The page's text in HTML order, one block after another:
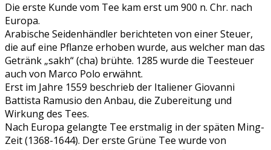
Die erste Kunde vom Tee kam erst um 900 n. Chr. nach
Europa.
Arabische Seidenhändler berichteten von einer Steuer,
die auf eine Pflanze erhoben wurde, aus welcher man das
Getränk „sakh“ (cha) brühte. 1285 wurde die Teesteuer
auch von Marco Polo erwähnt.
Erst im Jahre 1559 beschrieb der Italiener Giovanni
Battista Ramusio den Anbau, die Zubereitung und
Wirkung des Tees.
Nach Europa gelangte Tee erstmalig in der späten Ming-
Zeit (1368-1644). Der erste Grüne Tee wurde von